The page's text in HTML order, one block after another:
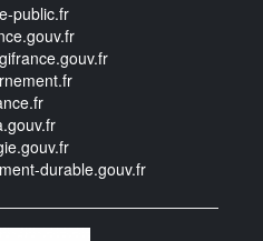
public.fr
durable.gouv.fr